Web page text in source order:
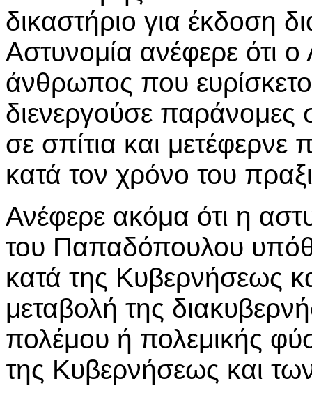
δικαστήριο για έκδοση
Αστυνομία ανέφερε ότι
άνθρωπος που
διενεργούσε παράνομες
σε σπίτια και μετέφερνε
κατά τον χρόνο του
Ανέφερε ακόμα ότι η
του Παπαδόπουλου
κατά της Κυβερνήσεως
μεταβολή της
πολέμου ή πολεμικής
της Κυβερνήσεως και